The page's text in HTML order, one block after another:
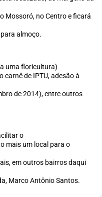
Mossoró, no Centro e ficará
almoço.
uma floricultura)
carnê de IPTU, adesão à
de 2014), entre outros
o
mais um local para o
em outros bairros daqui
Marco Antônio Santos.